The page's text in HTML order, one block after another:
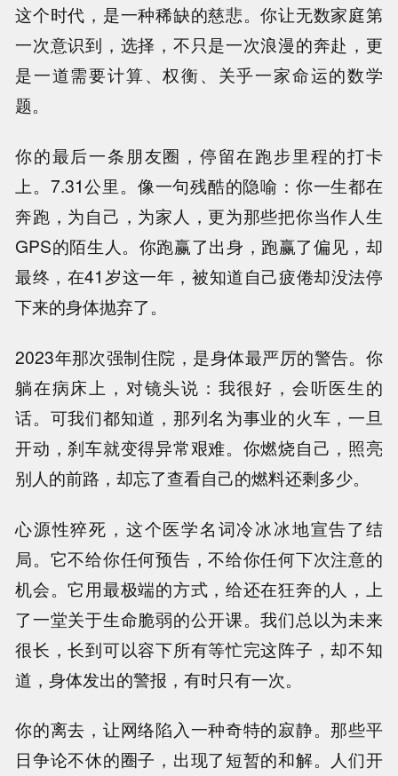
这个时代，是一种稀缺的慈悲。你让无数家庭第
一次意识到，选择，不只是一次浪漫的奔赴，更
是一道需要计算、权衡、关乎一家命运的数学
题。
你的最后一条朋友圈，停留在跑步里程的打卡
上。7.31公里。像一句残酷的隐喻：你一生都在
奔跑，为自己，为家人，更为那些把你当作人生
GPS的陌生人。你跑赢了出身，跑赢了偏见，却
最终，在41岁这一年，被知道自己疲倦却没法停
下来的身体抛弃了。
2023年那次强制住院，是身体最严厉的警告。你
躺在病床上，对镜头说：我很好，会听医生的
话。可我们都知道，那列名为事业的火车，一旦
开动，刹车就变得异常艰难。你燃烧自己，照亮
别人的前路，却忘了查看自己的燃料还剩多少。
心源性猝死，这个医学名词冷冰冰地宣告了结
局。它不给你任何预告，不给你任何下次注意的
机会。它用最极端的方式，给还在狂奔的人，上
了一堂关于生命脆弱的公开课。我们总以为未来
很长，长到可以容下所有等忙完这阵子，却不知
道，身体发出的警报，有时只有一次。
你的离去，让网络陷入一种奇特的寂静。那些平
日争论不休的圈子，出现了短暂的和解。人们开